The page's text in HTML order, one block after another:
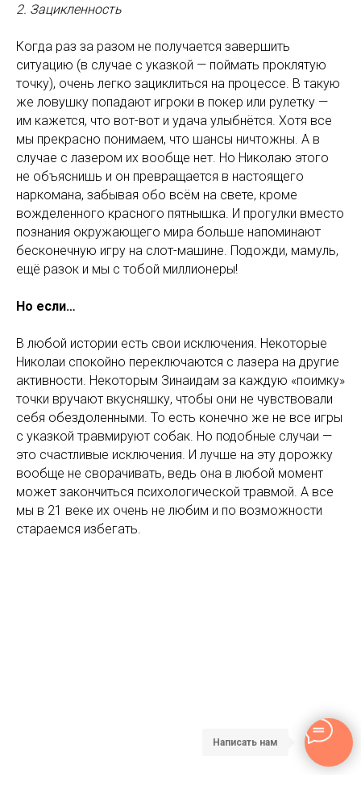
2. Зацикленность
Когда раз за разом не получается завершить
ситуацию (в случае с указкой — поймать проклятую
точку), очень легко зациклиться на процессе. В такую
же ловушку попадают игроки в покер или рулетку —
им кажется, что вот-вот и удача улыбнётся. Хотя все
мы прекрасно понимаем, что шансы ничтожны. А в
случае с лазером их вообще нет. Но Николаю этого
не объяснишь и он превращается в настоящего
наркомана, забывая обо всём на свете, кроме
вожделенного красного пятнышка. И прогулки вместо
познания окружающего мира больше напоминают
бесконечную игру на слот-машине. Подожди, мамуль,
ещё разок и мы с тобой миллионеры!
Но если…
В любой истории есть свои исключения. Некоторые
Николаи спокойно переключаются с лазера на другие
активности. Некоторым Зинаидам за каждую «поимку»
точки вручают вкусняшку, чтобы они не чувствовали
себя обездоленными. То есть конечно же не все игры
с указкой травмируют собак. Но подобные случаи —
это счастливые исключения. И лучше на эту дорожку
вообще не сворачивать, ведь она в любой момент
может закончиться психологической травмой. А все
мы в 21 веке их очень не любим и по возможности
стараемся избегать.
Написать нам